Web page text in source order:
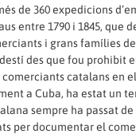
de 360 expedicions
entre 1790 i 1845, que
i grans famílies
des que fou prohibit
catalans en
a Cuba, ha estat un
sempre ha passat de
per documentar el